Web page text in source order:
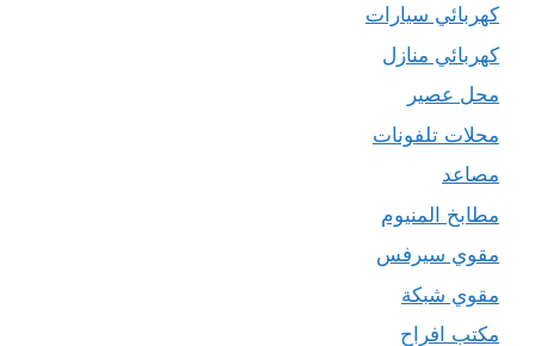
كهربائي سيارات
كهربائي منازل
محل عصير
محلات تلفونات
مصاعد
مطابخ المنيوم
مقوي سيرفس
مقوي شبكة
مكتب افراح